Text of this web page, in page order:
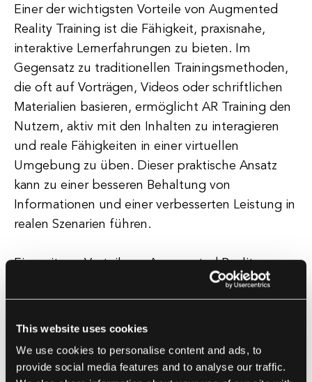
This website uses cookies
We use cookies to personalise content and ads, to
provide social media features and to analyse our traffic.
Einer der wichtigsten Vorteile von Augmented
Reality Training ist die Fähigkeit, praxisnahe,
interaktive Lernerfahrungen zu bieten. Im
Gegensatz zu traditionellen Trainingsmethoden,
die oft auf Vorträgen, Videos oder schriftlichen
Materialien basieren, ermöglicht AR Training den
Nutzern, aktiv mit den Inhalten zu interagieren
und reale Fähigkeiten in einer virtuellen
Umgebung zu üben. Dieser praktische Ansatz
kann zu einer besseren Behaltung von
Informationen und einer verbesserten Leistung in
realen Szenarien führen.
Ein weiterer Vorteil von Augmented Reality
Training ist die Möglichkeit, personalisierte und
adaptive Lernerfahrungen zu bieten. AR Training
Plattformen können den Fortschritt und die
Schwierigkeitsgrad der Aufgaben anpassen und